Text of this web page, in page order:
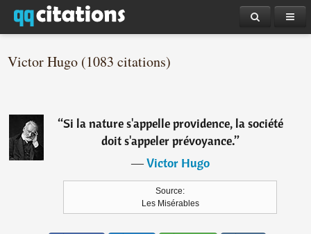
Victor Hugo (1083 citations)
“Si la nature s'appelle providence, la société
doit s'appeler prévoyance.”
―Victor Hugo
Source:
Les Misérables